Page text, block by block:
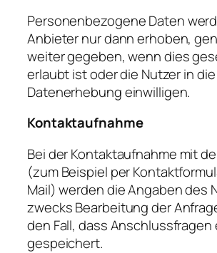
Personenbezogene Daten
Anbieter nur dann erhoben,
weiter gegeben, wenn dies
erlaubt ist oder die Nutzer in die
Datenerhebung einwilligen.
Kontaktaufnahme
Bei der Kontaktaufnahme mit
(zum Beispiel per
Mail) werden die Angaben des
zwecks Bearbeitung der
den Fall, dass
gespeichert.